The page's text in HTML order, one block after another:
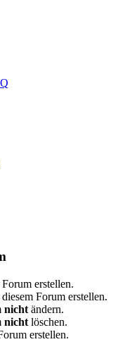
erstellen.
Forum erstellen.
nicht ändern.
nicht löschen.
erstellen.